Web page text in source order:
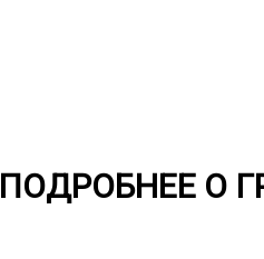
ПОДРОБНЕЕ О